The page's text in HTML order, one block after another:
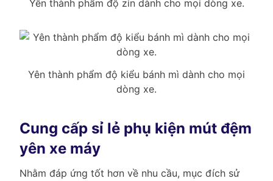
Yên thành phẩm độ zin dành cho mọi dòng xe.
Yên thành phẩm độ kiểu bánh mì dành cho mọi
dòng xe.
Cung cấp sỉ lẻ phụ kiện mút đệm
yên xe máy
Nhằm đáp ứng tốt hơn về nhu cầu, mục đích sử